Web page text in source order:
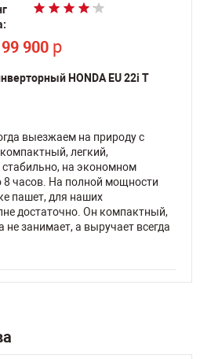
900 p
HONDA EU 22i T
выезжаем на природу с
легкий,
на экономном
часов. На полной мощности
пашет, для наших
достаточно. Он компактный,
не занимает, а выручает всегда